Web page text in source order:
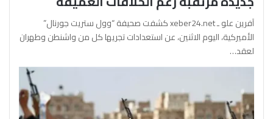
آفرين علو ـ xeber24.net كشفت صحيفة “وول ستريت جورنال”
الأميركية، اليوم الاثنين، عن استعدادات تجريها كل من واشنطن وطهران
لعقد…